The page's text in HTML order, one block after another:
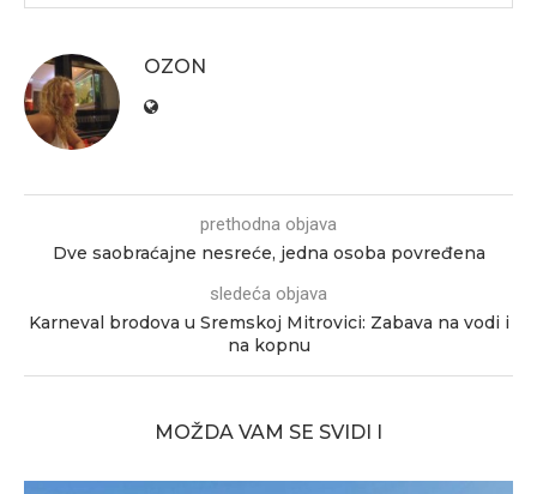
OZON
prethodna objava
Dve saobraćajne nesreće, jedna osoba povređena
sledeća objava
Karneval brodova u Sremskoj Mitrovici: Zabava na vodi i
na kopnu
MOŽDA VAM SE SVIDI I